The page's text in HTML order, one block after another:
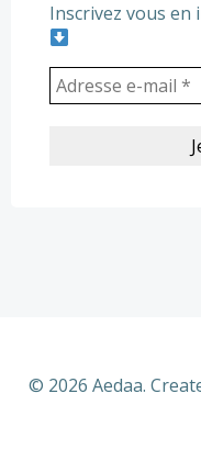
Inscrivez vous en
© 2026 Aedaa.